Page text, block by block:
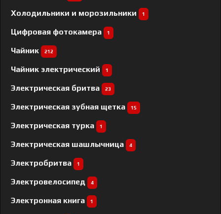
Холодильники и морозильники 1
Цифровая фотокамера 1
Чайник 212
Чайник электрический 1
Электрическая бритва 23
Электрическая зубная щетка 15
Электрическая турка 1
Электрическая шашлычница 4
Электробритва 1
Электровелосипед 4
Электронная книга 1